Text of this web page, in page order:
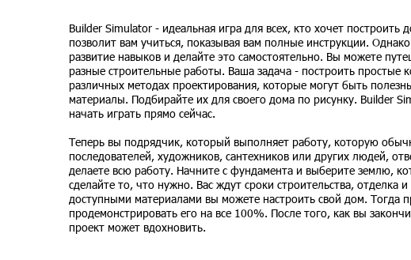
Builder Simulator - идеальная игра для всех, кто хочет
позволит вам учиться, показывая вам полные инструкции.
развитие навыков и делайте это самостоятельно. Вы можете
разные строительные работы. Ваша задача - построить
различных методах проектирования, которые могут быть
материалы. Подбирайте их для своего дома по рисунку. Builder
начать играть прямо сейчас.
Теперь вы подрядчик, который выполняет работу, которую
последователей, художников, сантехников или других людей,
делаете всю работу. Начните с фундамента и выберите землю,
сделайте то, что нужно. Вас ждут сроки строительства,
доступными материалами вы можете настроить свой дом. Тогда
продемонстрировать его на все 100%. После того, как вы
проект может вдохновить.